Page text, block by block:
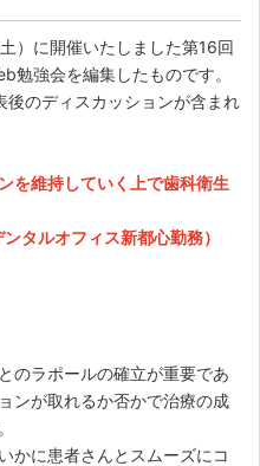
）に開催いたしました第16回
強会を編集したものです。
のディスカッションが含まれ
を維持していく上で歯科衛生
タルオフィス新都心勤務）
のラポールの確立が重要であ
ンが取れるか否かで治療の成
かに患者さんとスムーズにコ